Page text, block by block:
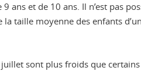
et de 10 ans. Il n’est pas
taille moyenne des enfants
sont plus froids que